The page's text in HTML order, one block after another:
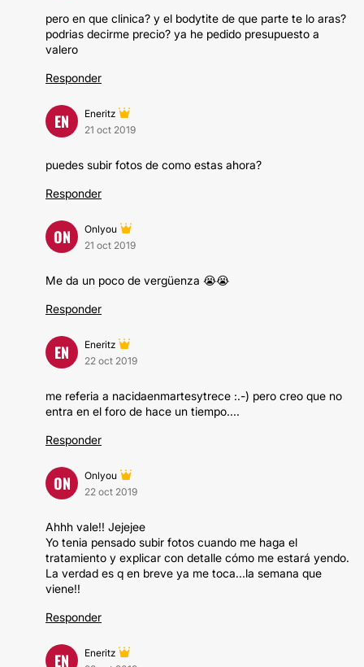
pero en que clinica? y el bodytite de que parte te lo aras?
podrias decirme precio? ya he pedido presupuesto a
valero
Responder
EN
Eneritz
21 oct 2019
puedes subir fotos de como estas ahora?
Responder
ON
Onlyou
21 oct 2019
Me da un poco de vergüenza 😭😭
Responder
EN
Eneritz
22 oct 2019
me referia a nacidaenmartesytrece :.-) pero creo que no
entra en el foro de hace un tiempo....
Responder
ON
Onlyou
22 oct 2019
Ahhh vale!! Jejejee
Yo tenia pensado subir fotos cuando me haga el
tratamiento y explicar con detalle cómo me estará yendo.
La verdad es q en breve ya me toca...la semana que
viene!!
Responder
EN
Eneritz